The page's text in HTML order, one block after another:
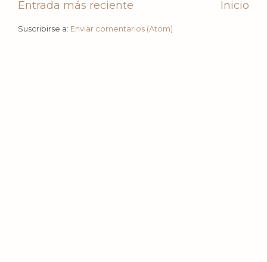
Entrada más reciente Inicio
Suscribirse a: Enviar comentarios (Atom)